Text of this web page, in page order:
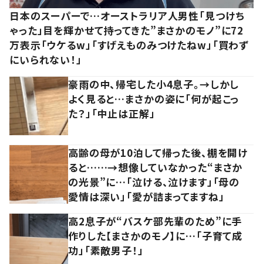
日本のスーパーで…オーストラリア人男性「見つけち
ゃった」目を輝かせて持ってきた”まさかのモノ”に72
万表示「ウケるw」「すげえものみつけたねw」「買わず
にいられない！」
豪雨の中、帰宅した小4息子。→しかし
よく見ると…まさかの姿に「何が起こっ
た？」「中止は正解」
高齢の母が10泊して帰った後、棚を開け
ると……→想像していなかった“まさか
の光景”に…「泣ける、泣けます」「母の
愛情は深い」「愛が詰まってますね」
高2息子が“バスケ部先輩のため”に手
作りした【まさかのモノ】に…「子育て成
功」「素敵男子！」